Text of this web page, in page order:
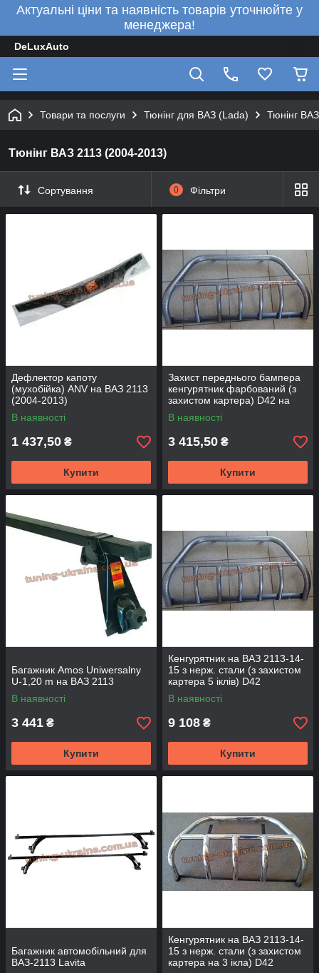
Актуальні ціни та наявність товарів уточнюйте у
менеджера!
DeLuxAuto
Товари та послуги Тюнінг для ВАЗ (Lada) Тюнінг
Тюнінг ВАЗ 2113 (2004-2013)
Сортування 0 Фільтри
Дефлектор капоту
(мухобійка) ANV на ВАЗ 2113
(2004-2013)
В наявності
1 437,50 ₴
Купити
Захист переднього бампера
кенгурятник фарбований (з
захистом картера) D42 на
ВАЗ 2113-14-15
В наявності
3 415,50 ₴
Купити
Багажник Amos Uniwersalny
U-1,20 m на ВАЗ 2113
В наявності
3 441 ₴
Купити
Кенгурятник на ВАЗ 2113-14-
15 з нерж. стали (з захистом
картера 5 іклів) D42
В наявності
9 108 ₴
Купити
Багажник автомобільний для
ВАЗ-2113 Lavita
Кенгурятник на ВАЗ 2113-14-
15 з нерж. стали (з захистом
картера на 3 ікла) D42